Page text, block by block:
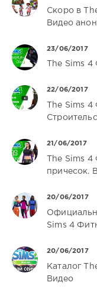
Скоро в
Видео
23/06/2017
The Sims
22/06/2017
The Sims
21/06/2017
The Sims
причесок.
20/06/2017
Sims 4
20/06/2017
Каталог
Видео